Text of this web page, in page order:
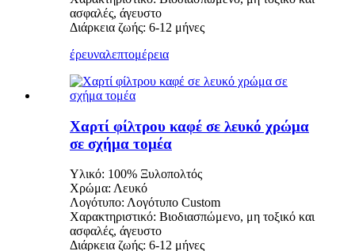
ασφαλές, άγευστο
Διάρκεια ζωής: 6-12 μήνες
έρευναλεπτομέρεια
Χαρτί φίλτρου καφέ σε λευκό χρώμα
σε σχήμα τομέα
Υλικό: 100% Ξυλοπολτός
Χρώμα: Λευκό
Λογότυπο: Λογότυπο Custom
Χαρακτηριστικό: Βιοδιασπώμενο, μη τοξικό και
ασφαλές, άγευστο
Διάρκεια ζωής: 6-12 μήνες